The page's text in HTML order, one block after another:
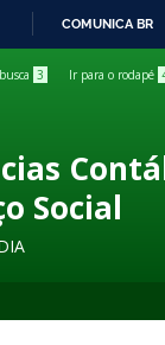
COMUNICA BR
3 Ir para o rodapé
Social